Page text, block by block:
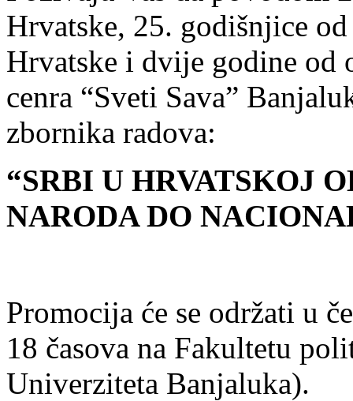
Hrvatske, 25. godišnjice
Hrvatske i dvije godine od
cenra “Sveti Sava”
zbornika radova:
“SRBI U HRVATSKOJ
NARODA DO
Promocija će se održati u
18 časova na Fakultetu
Univerziteta Banjaluka).